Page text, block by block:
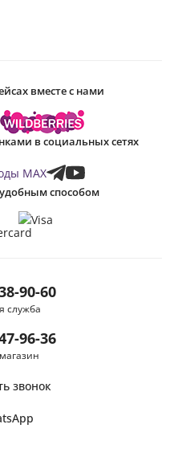
90-60
служба
96-36
звонок
вместе с нами
в социальных сетях
способом